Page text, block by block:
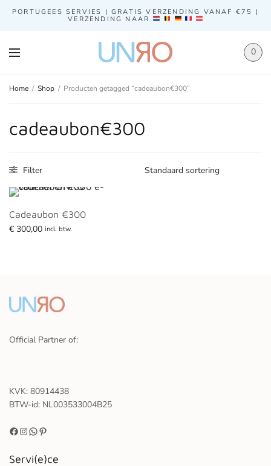
PORTUGEES SERVIES | GRATIS VERZENDING VANAF €75 |
VERZENDING NAAR
0
Home / Shop / Producten getagged “cadeaubon€300”
cadeaubon€300
Filter
Cadeaubon €300
€ 300,00 incl. btw.
Official Partner of:
KVK: 80914438
BTW-id: NL003533004B25
Servi(e)ce